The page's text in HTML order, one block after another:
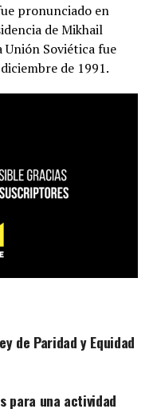
pronunciado en
de Mikhail
Soviética fue
de 1991.
de Paridad y Equidad
para una actividad